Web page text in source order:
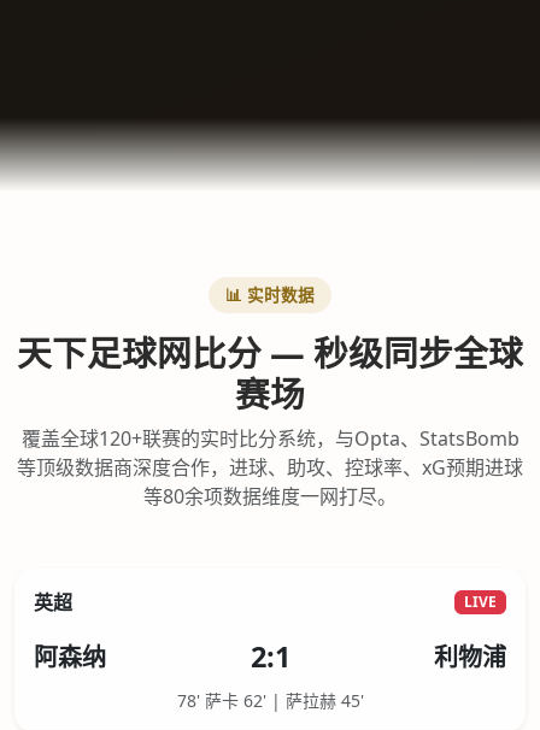
📊 实时数据
天下足球网比分 — 秒级同步全球
赛场
覆盖全球120+联赛的实时比分系统，与Opta、StatsBomb
等顶级数据商深度合作，进球、助攻、控球率、xG预期进球
等80余项数据维度一网打尽。
英超 LIVE
阿森纳 2:1 利物浦
78' 萨卡 62' | 萨拉赫 45'